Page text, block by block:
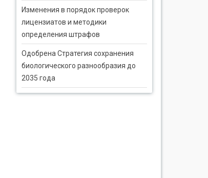
Изменения в порядок проверок
лицензиатов и методики
определения штрафов
Одобрена Стратегия сохранения
биологического разнообразия до
2035 года